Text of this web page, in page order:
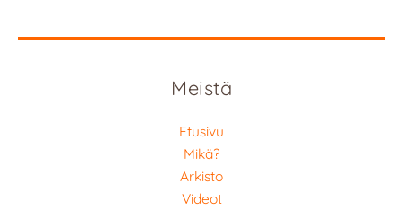
Meistä
Etusivu
Mikä?
Arkisto
Videot